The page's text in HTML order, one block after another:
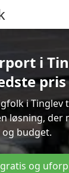
i
pris
i Tinglev
løsning, der
og budget.
og